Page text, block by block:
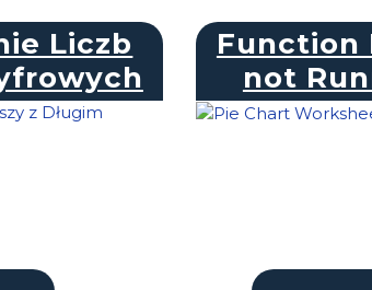
Liczb
Function
not